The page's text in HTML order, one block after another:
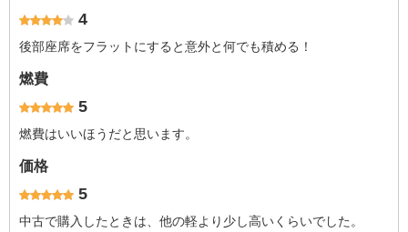
4
後部座席をフラットにすると意外と何でも積める！
燃費
5
燃費はいいほうだと思います。
価格
5
中古で購入したときは、他の軽より少し高いくらいでした。